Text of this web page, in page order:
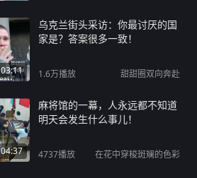
03:11
乌克兰街头采访：你最讨厌的国
家是？答案很多一致！
1.6万播放 甜甜圈双向奔赴
04:37
麻将馆的一幕，人永远都不知道
明天会发生什么事儿！
4737播放 在花中穿梭斑斓的色彩